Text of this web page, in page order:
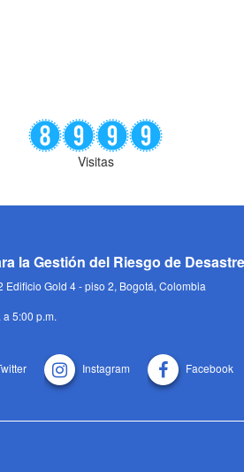
Visitas
la Gestión del Riesgo de
Gold 4 - piso 2, Bogotá, Colombia
5:00 p.m.
Instagram Facebook